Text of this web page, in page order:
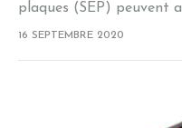
plaques (SEP) peuvent
qualité de la vue. Dans
16 SEPTEMBRE 2020